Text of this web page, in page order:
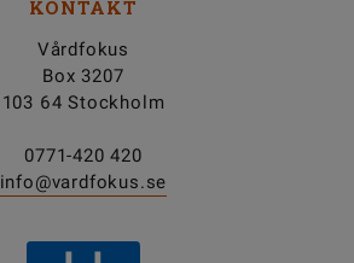
KONTAKT
Vårdfokus
Box 3207
103 64 Stockholm
0771-420 420
info@vardfokus.se